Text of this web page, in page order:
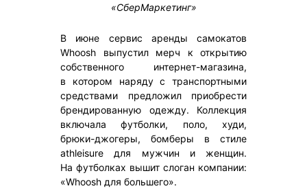
«СберМаркетинг»
В июне сервис аренды самокатов
Whoosh выпустил мерч к открытию
собственного интернет-магазина,
в котором наряду с транспортными
средствами предложил приобрести
брендированную одежду. Коллекция
включала футболки, поло, худи,
брюки-джогеры, бомберы в стиле
athleisure для мужчин и женщин.
На футболках вышит слоган компании:
«Whoosh для большего».